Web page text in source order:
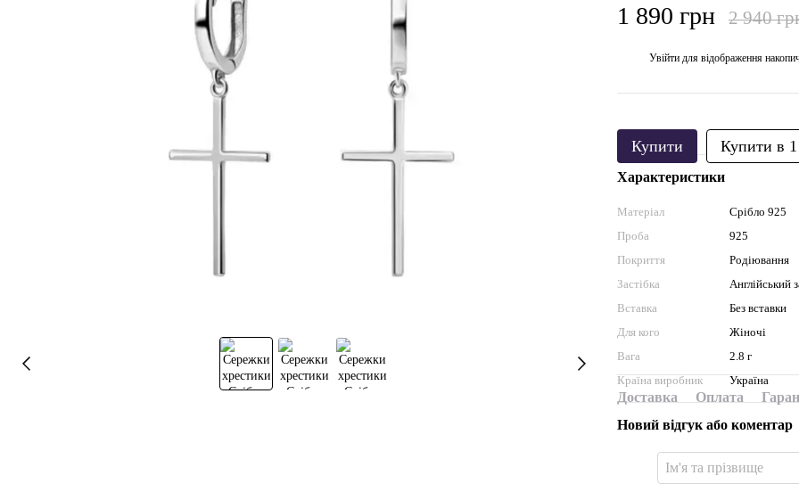
1 890 грн 2 940
Увійти для відображення
Купити Купити в 1
Характеристики
Матеріал
Срібло 925
Проба
925
Покриття
Родіювання
Застібка
Англійський
Вставка
Без вставки
Для кого
Жіночі
Вага
2.8 г
Країна виробник
Україна
Доставка Оплата
Новий відгук або коментар